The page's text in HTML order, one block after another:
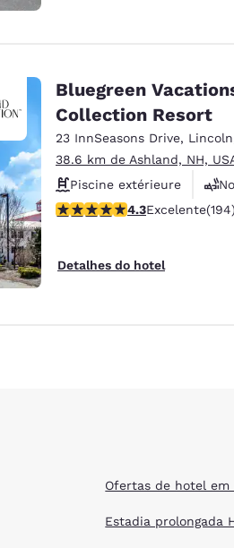
Bluegreen
Collection Resort
23 InnSeasons Drive, Lincoln
38.6 km de Ashland, NH,
Piscine extérieure
Centre de
classificação 4.34 estrelas.
4.3Excelente(194)
Detalhes do hotel
Ofertas de hotel em
Estadia prolongada